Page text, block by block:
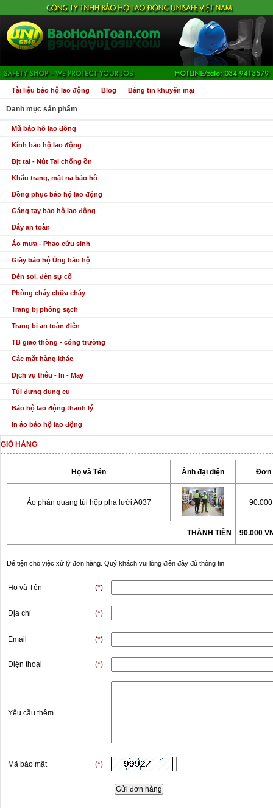
Tài liệu bảo hộ lao động Blog Bảng tin khuyến mại
Danh mục sản phẩm
Mũ bảo hộ lao động
Kính bảo hộ lao động
Bịt tai - Nút Tai chống ồn
Khẩu trang, mặt nạ bảo hộ
Đồng phục bảo hộ lao động
Găng tay bảo hộ lao động
Dây an toàn
Áo mưa - Phao cứu sinh
Giầy bảo hộ Ủng bảo hộ
Đèn soi, đèn sự cố
Phòng cháy chữa cháy
Trang bị phòng sạch
Trang bị an toàn điện
TB giao thông - công trường
Các mặt hàng khác
Dịch vụ thêu - In - May
Túi đựng dụng cụ
Bảo hộ lao động thanh lý
In áo bảo hộ lao động
GIỎ HÀNG
Họ và Tên Ảnh đại diện Đơn
Áo phản quang túi hộp pha lưới A037
THÀNH TIỀN 90.000
Để tiện cho việc xử lý đơn hàng. Quý khách vui lòng điền đầy đủ thông tin
Họ và Tên (*)
Địa chỉ (*)
Email (*)
Điện thoại (*)
Yêu cầu thêm
Mã bảo mật (*)